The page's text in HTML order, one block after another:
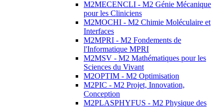
M2MECENCLI - M2 Génie Mécanique
pour les Cliniciens
M2MOCHI - M2 Chimie Moléculaire et
Interfaces
M2MPRI - M2 Fondements de
l'Informatique MPRI
M2MSV - M2 Mathématiques pour les
Sciences du Vivant
M2OPTIM - M2 Optimisation
M2PIC - M2 Projet, Innovation,
Conception
M2PLASPHYFUS - M2 Physique des